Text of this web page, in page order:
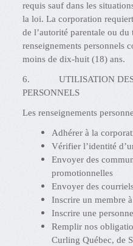
requis sauf dans les
la loi. La corporation
de l’autorité parentale ou
renseignements personnels
moins de dix-huit (18) ans.
6. UTILISATION DES
PERSONNELS
Les renseignements
Adhérer à la
Vérifier l’identité
Envoyer des
promotionnelles
Envoyer des
Inscrire un membre
Inscrire une
Remplir nos
Curling Québec, de